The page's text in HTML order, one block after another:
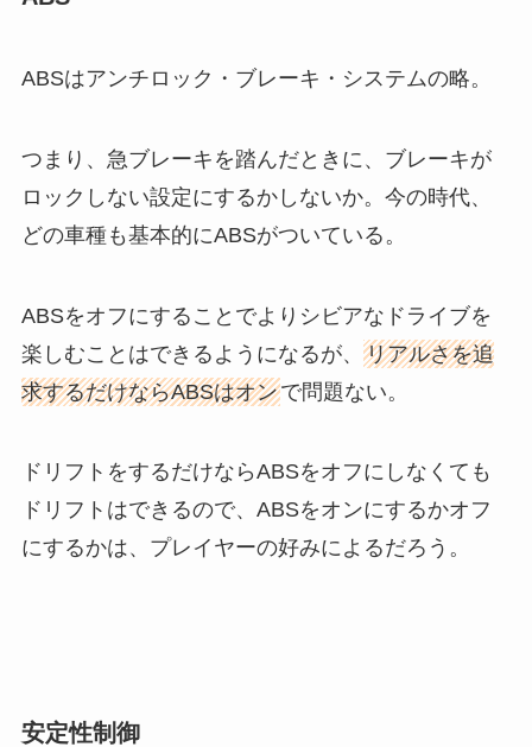
ABSはアンチロック・ブレーキ・システムの略。
つまり、急ブレーキを踏んだときに、ブレーキが
ロックしない設定にするかしないか。今の時代、
どの車種も基本的にABSがついている。
ABSをオフにすることでよりシビアなドライブを
楽しむことはできるようになるが、 リアルさを追
求するだけならABSはオンで問題ない。
ドリフトをするだけならABSをオフにしなくても
ドリフトはできるので、ABSをオンにするかオフ
にするかは、プレイヤーの好みによるだろう。
安定性制御